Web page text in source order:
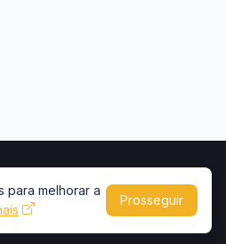
Portal Caminhões e Carretas
para melhorar a
Prosseguir